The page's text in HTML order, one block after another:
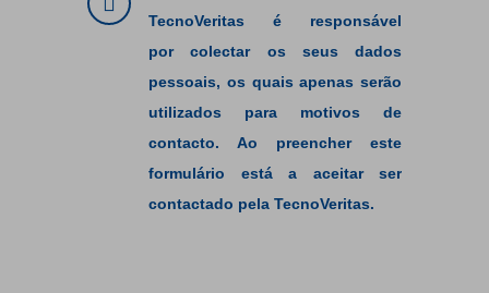
TecnoVeritas é responsável
por colectar os seus dados
pessoais, os quais apenas serão
utilizados para motivos de
contacto. Ao preencher este
formulário está a aceitar ser
contactado pela TecnoVeritas.